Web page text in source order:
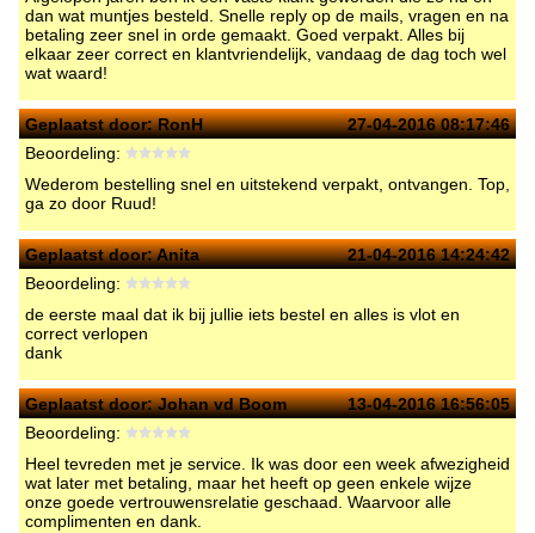
dan wat muntjes besteld. Snelle reply op de mails, vragen en na
betaling zeer snel in orde gemaakt. Goed verpakt. Alles bij
elkaar zeer correct en klantvriendelijk, vandaag de dag toch wel
wat waard!
Geplaatst door:RonH
27-04-2016 08:17:46
Beoordeling:
Wederom bestelling snel en uitstekend verpakt, ontvangen. Top,
ga zo door Ruud!
Geplaatst door:Anita
21-04-2016 14:24:42
Beoordeling:
de eerste maal dat ik bij jullie iets bestel en alles is vlot en
correct verlopen
dank
Geplaatst door:Johan vd Boom
13-04-2016 16:56:05
Beoordeling:
Heel tevreden met je service. Ik was door een week afwezigheid
wat later met betaling, maar het heeft op geen enkele wijze
onze goede vertrouwensrelatie geschaad. Waarvoor alle
complimenten en dank.